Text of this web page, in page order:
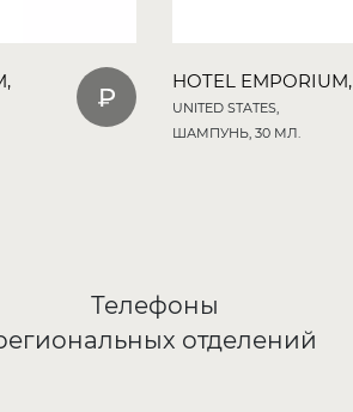
HOTEL EMPORIUM,
UNITED STATES,
ШАМПУНЬ, 30 МЛ.
Телефоны
отделений